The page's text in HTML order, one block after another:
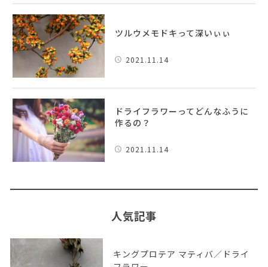
ツルウメモドキって深いぃぃ
2021.11.14
ドライフラワーってどんなふうに
作るの？
2021.11.14
人気記事
キングプロテア マティバ／ドライ